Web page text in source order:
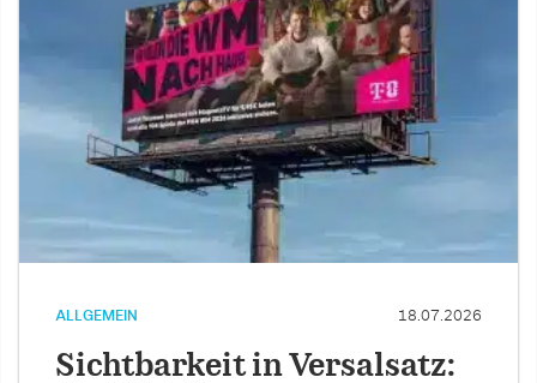
ALLGEMEIN 18.07.2026
Sichtbarkeit in Versalsatz: